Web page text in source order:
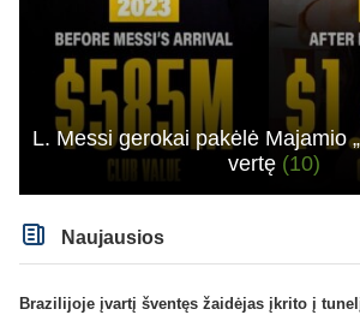
L. Messi gerokai pakėlė Majamio
vertę (10)
Naujausios